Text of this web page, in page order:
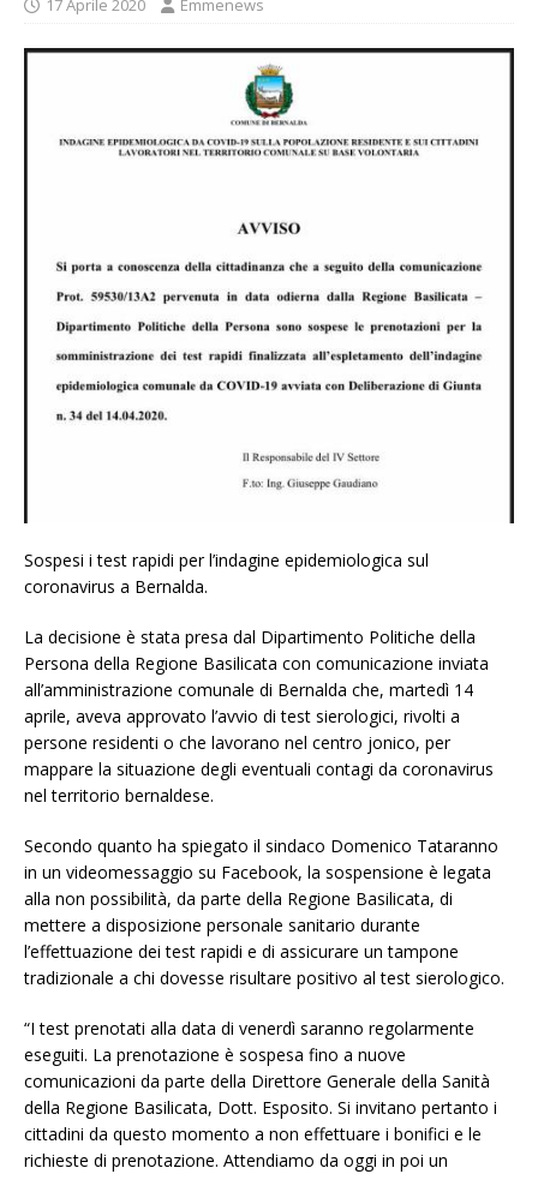
17 Aprile 2020 Emmenews
Sospesi i test rapidi per l’indagine epidemiologica sul
coronavirus a Bernalda.
La decisione è stata presa dal Dipartimento Politiche della
Persona della Regione Basilicata con comunicazione inviata
all’amministrazione comunale di Bernalda che, martedì 14
aprile, aveva approvato l’avvio di test sierologici, rivolti a
persone residenti o che lavorano nel centro jonico, per
mappare la situazione degli eventuali contagi da coronavirus
nel territorio bernaldese.
Secondo quanto ha spiegato il sindaco Domenico Tataranno
in un videomessaggio su Facebook, la sospensione è legata
alla non possibilità, da parte della Regione Basilicata, di
mettere a disposizione personale sanitario durante
l’effettuazione dei test rapidi e di assicurare un tampone
tradizionale a chi dovesse risultare positivo al test sierologico.
“I test prenotati alla data di venerdì saranno regolarmente
eseguiti. La prenotazione è sospesa fino a nuove
comunicazioni da parte della Direttore Generale della Sanità
della Regione Basilicata, Dott. Esposito. Si invitano pertanto i
cittadini da questo momento a non effettuare i bonifici e le
richieste di prenotazione. Attendiamo da oggi in poi un